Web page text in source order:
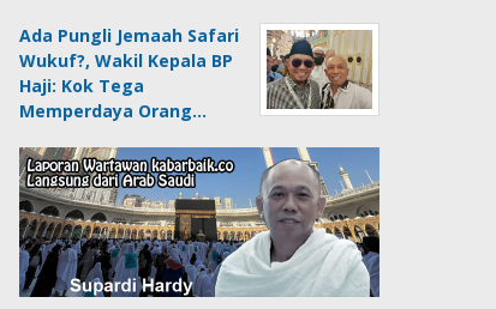
Ada Pungli Jemaah Safari
Wukuf?, Wakil Kepala BP
Haji: Kok Tega
Memperdaya Orang…